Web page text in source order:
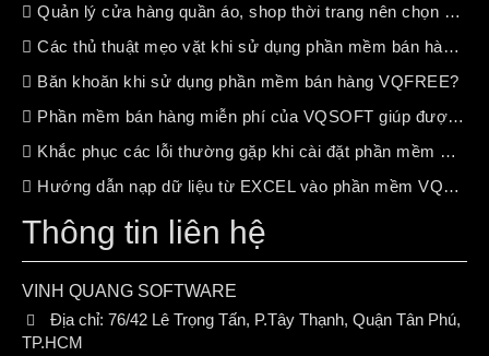
Quản lý cửa hàng quần áo, shop thời trang nên chọn phần mềm bán hàng nào?
Các thủ thuật mẹo vặt khi sử dụng phần mềm bán hàng VQSOFT
Băn khoăn khi sử dụng phần mềm bán hàng VQFREE?
Phần mềm bán hàng miễn phí của VQSOFT giúp được gì cho bạn ?
Khắc phục các lỗi thường gặp khi cài đặt phần mềm VQSOFT
Hướng dẫn nạp dữ liệu từ EXCEL vào phần mềm VQSOFT
Thông tin liên hệ
VINH QUANG SOFTWARE
Địa chỉ: 76/42 Lê Trọng Tấn, P.Tây Thạnh, Quận Tân Phú,
TP.HCM